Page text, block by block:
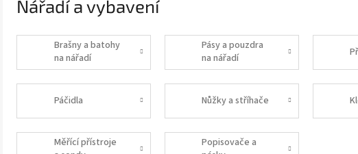
Nářadí a vybavení
Brašny a batohy
na nářadí
Pásy a pouzdra
na nářadí
Páčidla Nůžky a stříhače
Měřící přístroje
Popisovače a